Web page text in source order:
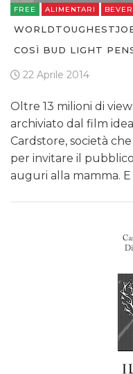
FREE ALIMENTARI
COSÌ BUD LIGHT
22 Aprile 2014
Oltre 13 milioni di
archiviato dal film
Cardstore, società
per invitare il
auguri alla mamma.